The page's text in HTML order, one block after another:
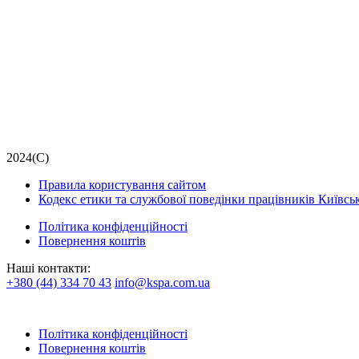
2024(С)
Правила користування сайтом
Кодекс етики та службової поведінки працівників
Політика конфіденційності
Повернення коштів
Наші контакти:
+380 (44) 334 70 43 info@kspa.com.ua
Політика конфіденційності
Повернення коштів